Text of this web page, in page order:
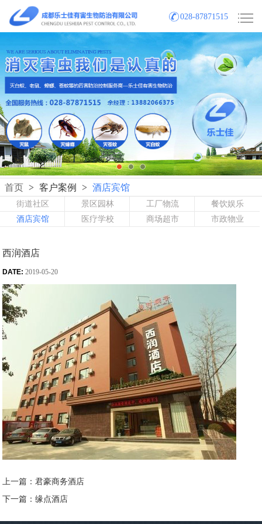
028-87871515
首页 > 客户案例 > 酒店宾馆
街道社区 景区园林 工厂物流
餐饮娱乐
酒店宾馆
医疗学校 商场超市 市政物业
西润酒店
DATE: 2019-05-20
上一篇：君豪商务酒店
下一篇：缘点酒店